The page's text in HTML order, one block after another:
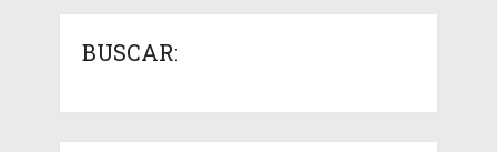
BUSCAR: